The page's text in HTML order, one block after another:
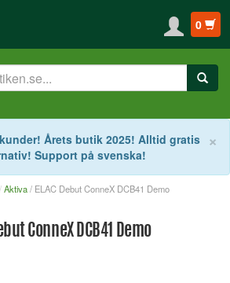
0
×
Årets butik 2025! Alltid gratis
Support på svenska!
Aktiva/ ELAC Debut ConneX DCB41 Demo
ConneX DCB41 Demo